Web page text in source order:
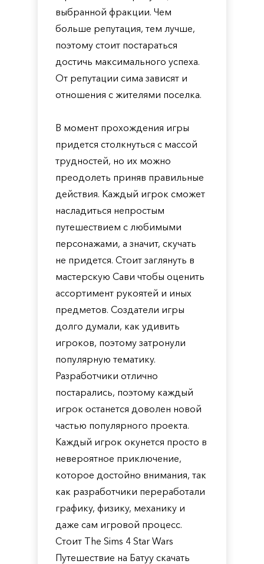
выбранной фракции. Чем
больше репутация, тем лучше,
поэтому стоит постараться
достичь максимального успеха.
От репутации сима зависят и
отношения с жителями поселка.
В момент прохождения игры
придется столкнуться с массой
трудностей, но их можно
преодолеть приняв правильные
действия. Каждый игрок сможет
насладиться непростым
путешествием с любимыми
персонажами, а значит, скучать
не придется. Стоит заглянуть в
мастерскую Сави чтобы оценить
ассортимент рукоятей и иных
предметов. Создатели игры
долго думали, как удивить
игроков, поэтому затронули
популярную тематику.
Разработчики отлично
постарались, поэтому каждый
игрок останется доволен новой
частью популярного проекта.
Каждый игрок окунется просто в
невероятное приключение,
которое достойно внимания, так
как разработчики переработали
графику, физику, механику и
даже сам игровой процесс.
Стоит The Sims 4 Star Wars
Путешествие на Батуу скачать